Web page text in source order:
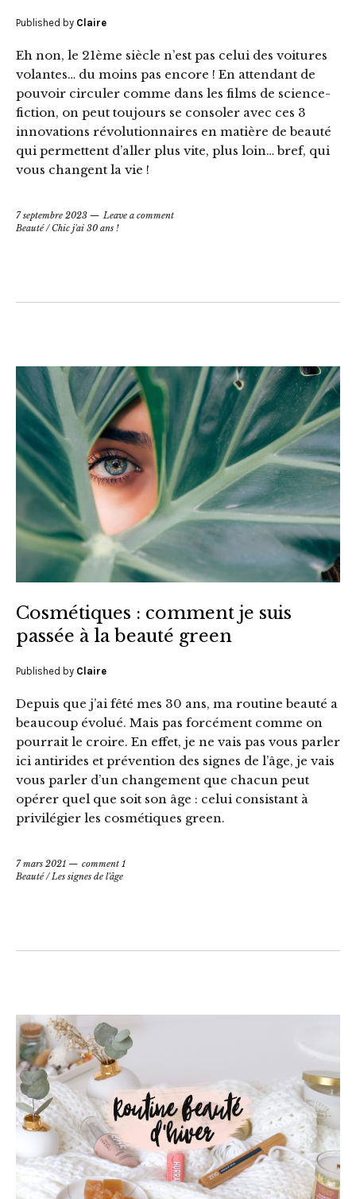
Published by Claire
Eh non, le 21ème siècle n’est pas celui des voitures
volantes… du moins pas encore ! En attendant de
pouvoir circuler comme dans les films de science-
fiction, on peut toujours se consoler avec ces 3
innovations révolutionnaires en matière de beauté
qui permettent d’aller plus vite, plus loin… bref, qui
vous changent la vie !
7 septembre 2023
Leave a comment
Beauté/Chic j'ai 30 ans !
Cosmétiques : comment je suis
passée à la beauté green
Published by Claire
Depuis que j’ai fêté mes 30 ans, ma routine beauté a
beaucoup évolué. Mais pas forcément comme on
pourrait le croire. En effet, je ne vais pas vous parler
ici antirides et prévention des signes de l’âge, je vais
vous parler d’un changement que chacun peut
opérer quel que soit son âge : celui consistant à
privilégier les cosmétiques green.
7 mars 2021
comment 1
Beauté/Les signes de l'âge